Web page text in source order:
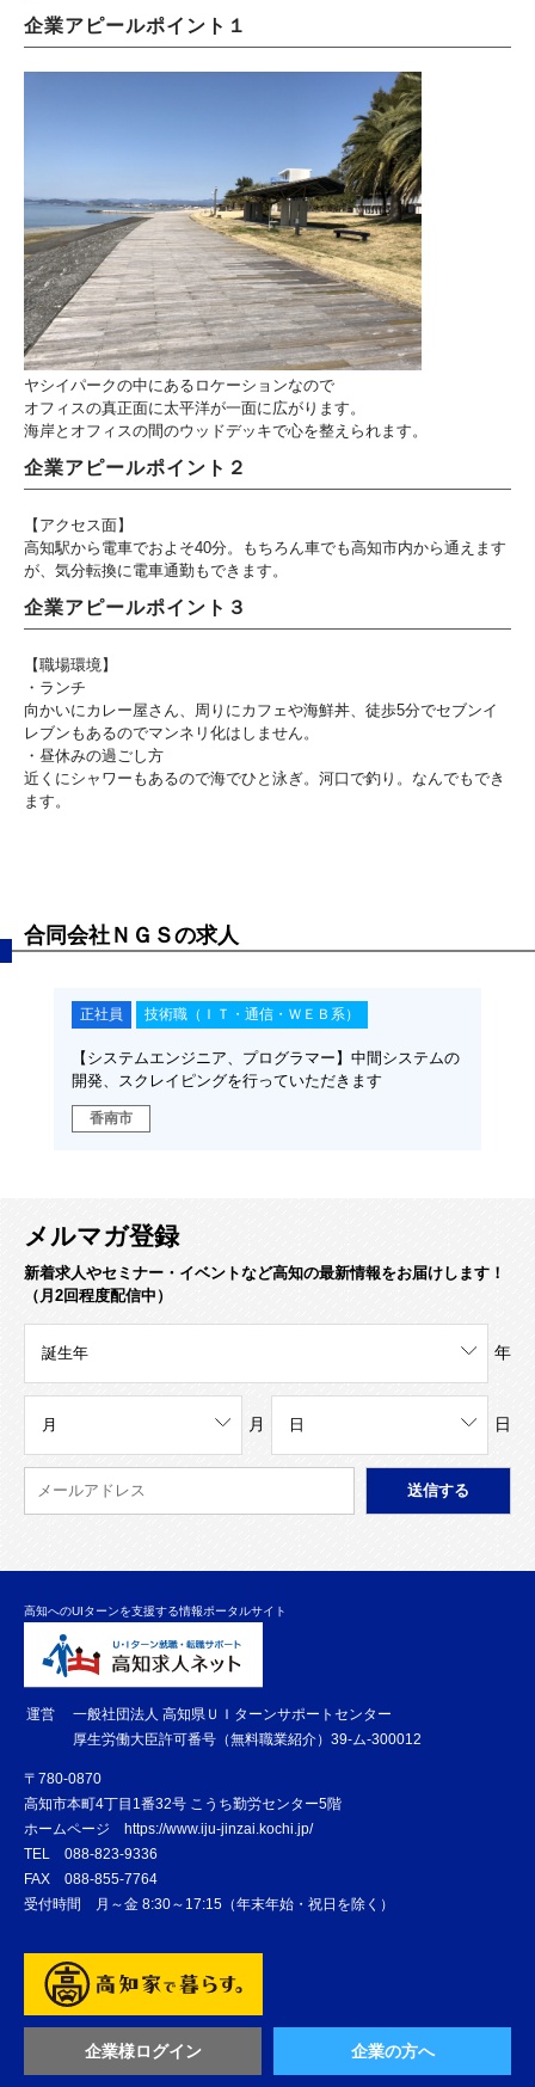
企業アピールポイント１
ヤシイパークの中にあるロケーションなので
オフィスの真正面に太平洋が一面に広がります。
海岸とオフィスの間のウッドデッキで心を整えられます。
企業アピールポイント２
【アクセス面】
高知駅から電車でおよそ40分。もちろん車でも高知市内から通えます
が、気分転換に電車通勤もできます。
企業アピールポイント３
【職場環境】
・ランチ
向かいにカレー屋さん、周りにカフェや海鮮丼、徒歩5分でセブンイ
レブンもあるのでマンネリ化はしません。
・昼休みの過ごし方
近くにシャワーもあるので海でひと泳ぎ。河口で釣り。なんでもでき
ます。
合同会社ＮＧＳの求人
正社員 技術職（ＩＴ・通信・ＷＥＢ系）
【システムエンジニア、プログラマー】中間システムの
開発、スクレイピングを行っていただきます
香南市
メルマガ登録
新着求人やセミナー・イベントなど高知の最新情報をお届けします！
（月2回程度配信中）
年
月 日
高知へのUIターンを支援する情報ポータルサイト
運営
一般社団法人 高知県ＵＩターンサポートセンター
厚生労働大臣許可番号（無料職業紹介）39-ム-300012
〒780-0870
高知市本町4丁目1番32号 こうち勤労センター5階
ホームページ https://www.iju-jinzai.kochi.jp/
TEL 088-823-9336
FAX 088-855-7764
受付時間 月～金 8:30～17:15（年末年始・祝日を除く）
企業様ログイン 企業の方へ